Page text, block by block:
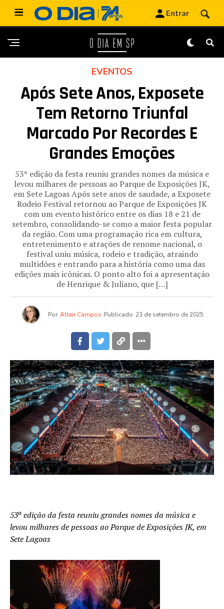
EVENTOS
Após Sete Anos, Exposete
Tem Retorno Triunfal
Marcado Por Recordes E
Grandes Emoções
53ª edição da festa reuniu grandes nomes da música e
levou milhares de pessoas ao Parque de Exposições JK,
em Sete Lagoas Após sete anos de saudade, a Exposete
Rodeio Festival retornou ao Parque de Exposições JK
com um evento histórico entre os dias 18 e 21 de
setembro, consolidando-se como a maior festa popular
da região. Com uma programação rica em cultura,
entretenimento e atrações de renome nacional, o
festival uniu música, rodeio e tradição, atraindo
multidões e entrando para a história como uma das
edições mais icônicas. O ponto alto foi a apresentação
de Henrique & Juliano, que […]
Por Altair Campos Publicado 23 de setembro de 2025
53ª edição da festa reuniu grandes nomes da música e
levou milhares de pessoas ao Parque de Exposições JK, em
Sete Lagoas